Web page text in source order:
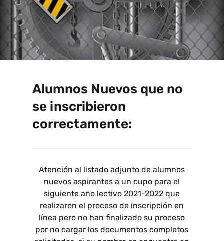
Alumnos Nuevos que no
se inscribieron
correctamente:
Atención al listado adjunto de alumnos
nuevos aspirantes a un cupo para el
siguiente año lectivo 2021-2022 que
realizaron el proceso de inscripción en
línea pero no han finalizado su proceso
por no cargar los documentos completos